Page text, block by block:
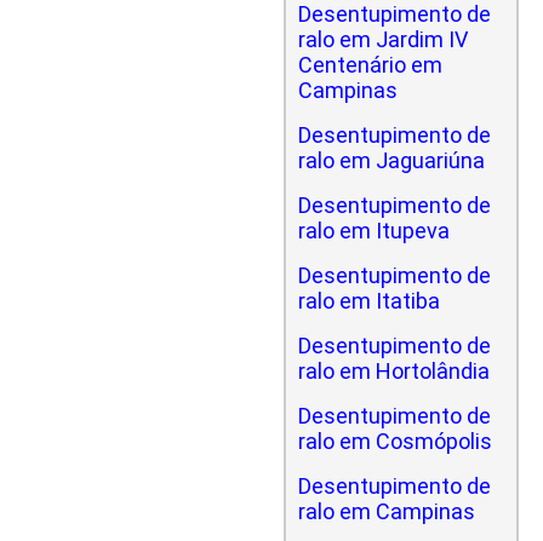
Desentupimento de
ralo em Jardim IV
Centenário em
Campinas
Desentupimento de
ralo em Jaguariúna
Desentupimento de
ralo em Itupeva
Desentupimento de
ralo em Itatiba
Desentupimento de
ralo em Hortolândia
Desentupimento de
ralo em Cosmópolis
Desentupimento de
ralo em Campinas